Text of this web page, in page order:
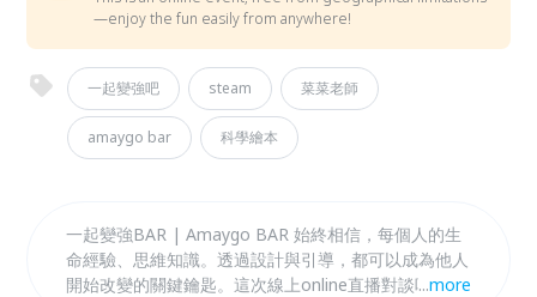
—enjoy the fun easily from anywhere!
一起變強吧 steam 菜菜老師
amaygo bar 科學繪本
一起變強BAR | Amaygo BAR 始終相信，每個人的生
命經驗、思維知識。透過設計與引導，都可以成為他人
開始改變的關鍵鑰匙。這次線上online直播對談吧，我
...more